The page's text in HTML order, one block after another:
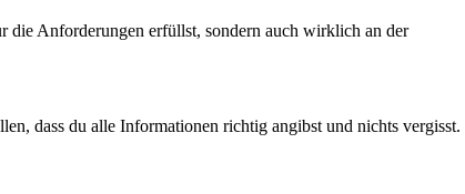
Anforderungen erfüllst, sondern auch wirklich an der
dass du alle Informationen richtig angibst und nichts vergisst.